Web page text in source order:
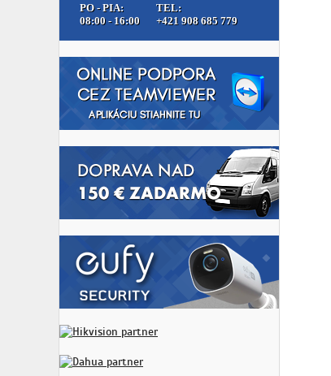
PO - PIA:
08:00 - 16:00
TEL:
+421 908 685 779